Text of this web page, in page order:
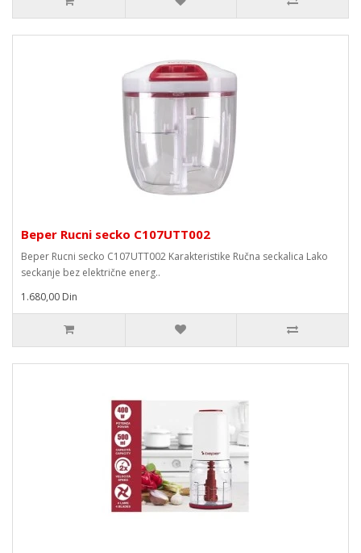
Beper Rucni secko C107UTT002
Beper Rucni secko C107UTT002 Karakteristike Ručna seckalica Lako
seckanje bez električne energ..
1.680,00 Din